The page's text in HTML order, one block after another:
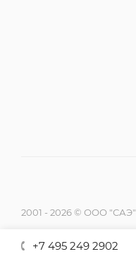
2001 - 2026 © ООО "САЭ"
+7 495 249 2902